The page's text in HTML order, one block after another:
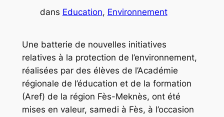
dans Education, Environnement
Une batterie de nouvelles initiatives
relatives à la protection de l’environnement,
réalisées par des élèves de l’Académie
régionale de l’éducation et de la formation
(Aref) de la région Fès-Meknès, ont été
mises en valeur, samedi à Fès, à l’occasion